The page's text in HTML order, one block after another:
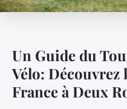
Un Guide du
Vélo: Découvrez
France à Deux